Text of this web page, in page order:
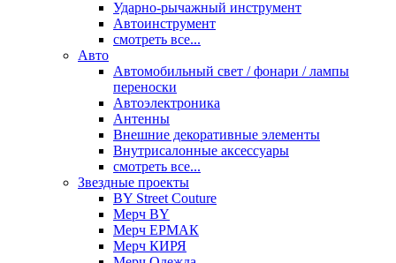
Ударно-рычажный инструмент
Автоинструмент
смотреть все...
Авто
Автомобильный свет / фонари / лампы
переноски
Автоэлектроника
Антенны
Внешние декоративные элементы
Внутрисалонные аксессуары
смотреть все...
Звездные проекты
BY Street Couture
Мерч BY
Мерч ЕРМАК
Мерч КИРЯ